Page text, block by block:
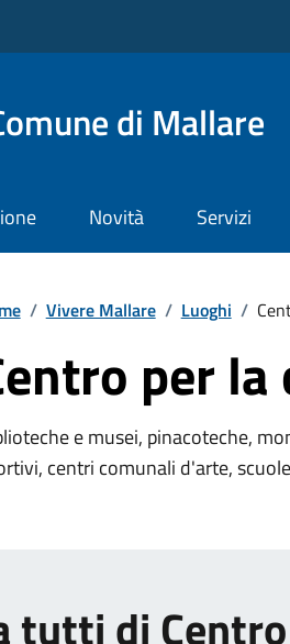
di Mallare
Novità Servizi
/ Vivere Mallare / Luoghi /
per
e musei, pinacoteche,
centri comunali d'arte,
tutti di